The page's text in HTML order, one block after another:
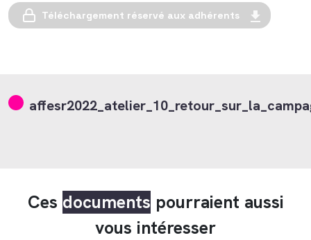
Téléchargement réservé aux adhérents
Ces documents pourraient aussi
vous intéresser